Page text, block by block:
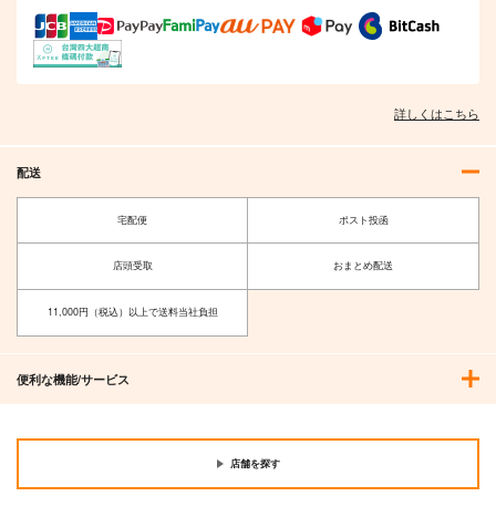
詳しくはこちら
配送
宅配便 ポスト投函
店頭受取 おまとめ配送
11,000円（税込）以上で送料当社負担
便利な機能/サービス
店舗を探す